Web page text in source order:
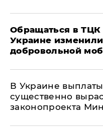
Обращаться в ТЦК
Украине
добровольной
В Украине
существенно
законопроекта